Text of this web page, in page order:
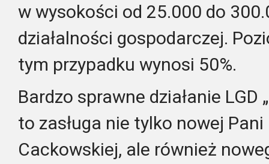
w wysokości od 25.000 do
działalności gospodarczej.
tym przypadku wynosi 50%.
Bardzo sprawne działanie
to zasługa nie tylko nowej
Cackowskiej, ale również